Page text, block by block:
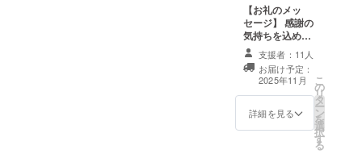
【お礼のメッ
セージ】 感謝の
気持ちを込め
て、お礼のメッ
セージをお送り
します。 ※この
リターンは3,000
円コースと同じ
内容になりま
支援者：11人
お届け予定：
2025年11月
詳細を見る
こ
の
リ
タ
ー
ン
を
選
択
す
る